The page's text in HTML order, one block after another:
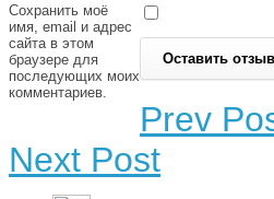
Сохранить моё
имя, email и адрес
сайта в этом
браузере для
последующих моих
комментариев.
Prev
Next Post